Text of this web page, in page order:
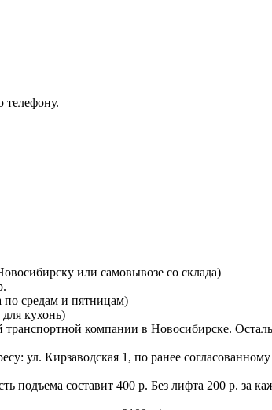
телефону.
или самовывозе со склада)
по средам и пятницам)
кухонь)
компании в Новосибирске.
ул. Кирзаводская 1, по ранее
подъема составит 400 р. Без лифта 200 р. за